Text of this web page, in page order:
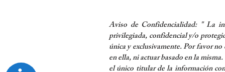
Aviso de Confidencialidad: " La
privilegiada, confidencial y/o
única y exclusivamente. Por favor
en ella, ni actuar basado en la
el único titular de la información